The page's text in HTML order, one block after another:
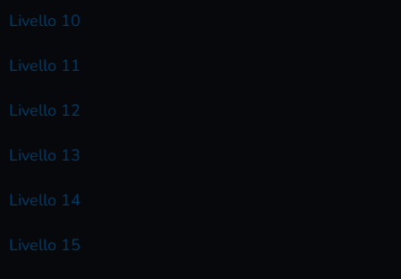
Livello 10
Livello 11
Livello 12
Livello 13
Livello 14
Livello 15